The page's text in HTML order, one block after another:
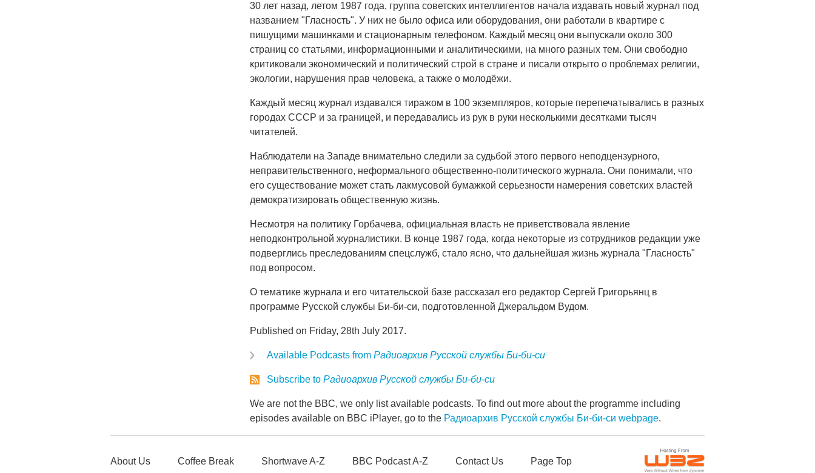
30 лет назад, летом 1987 года, группа советских интеллигентов начала издавать новый журнал под
названием "Гласность". У них не было офиса или оборудования, они работали в квартире с
пишущими машинками и стационарным телефоном. Каждый месяц они выпускали около 300
страниц со статьями, информационными и аналитическими, на много разных тем. Они свободно
критиковали экономический и политический строй в стране и писали открыто о проблемах религии,
экологии, нарушения прав человека, а также о молодёжи.
Каждый месяц журнал издавался тиражом в 100 экземпляров, которые перепечатывались в разных
городах СССР и за границей, и передавались из рук в руки несколькими десятками тысяч
читателей.
Наблюдатели на Западе внимательно следили за судьбой этого первого неподцензурного,
неправительственного, неформального общественно-политического журнала. Они понимали, что
его существование может стать лакмусовой бумажкой серьезности намерения советских властей
демократизировать общественную жизнь.
Несмотря на политику Горбачева, официальная власть не приветствовала явление
неподконтрольной журналистики. В конце 1987 года, когда некоторые из сотрудников редакции уже
подверглись преследованиям спецслужб, стало ясно, что дальнейшая жизнь журнала "Гласность"
под вопросом.
О тематике журнала и его читательской базе рассказал его редактор Сергей Григорьянц в
программе Русской службы Би-би-си, подготовленной Джеральдом Вудом.
Published on Friday, 28th July 2017.
Available Podcasts from Радиоархив Русской службы Би-би-си
Subscribe to Радиоархив Русской службы Би-би-си
We are not the BBC, we only list available podcasts. To find out more about the programme including
episodes available on BBC iPlayer, go to the Радиоархив Русской службы Би-би-си webpage.
About Us Coffee Break Shortwave A-Z BBC Podcast A-Z Contact Us Page Top